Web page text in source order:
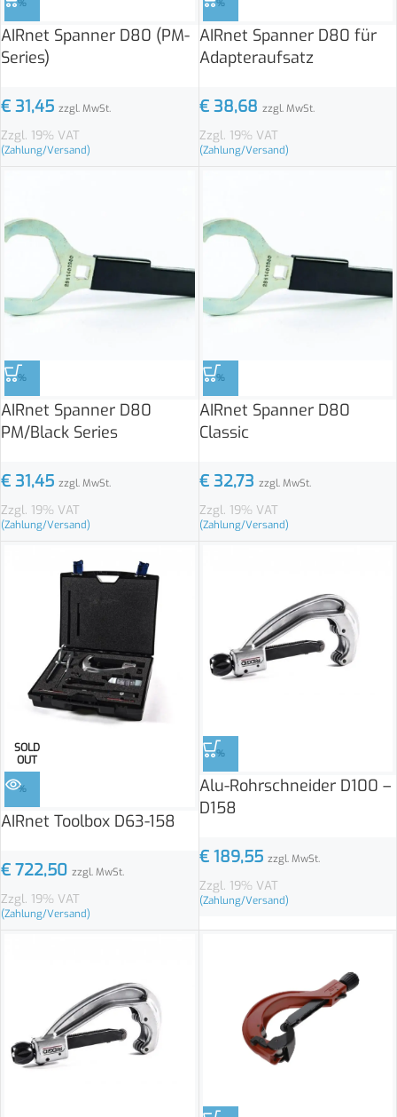
%
AIRnet Spanner D80 (PM-
Series)
€ 31,45 zzgl. MwSt.
Zzgl. 19% VAT
(Zahlung/Versand)
%
AIRnet Spanner D80 für
Adapteraufsatz
€38,68 zzgl. MwSt.
Zzgl. 19% VAT
(Zahlung/Versand)
%
AIRnet Spanner D80
PM/Black Series
€ 31,45 zzgl. MwSt.
Zzgl. 19% VAT
(Zahlung/Versand)
%
AIRnet Spanner D80
Classic
€32,73 zzgl. MwSt.
Zzgl. 19% VAT
(Zahlung/Versand)
SOLD
OUT
%
AIRnet Toolbox D63-158
€ 722,50 zzgl. MwSt.
Zzgl. 19% VAT
(Zahlung/Versand)
%
Alu-Rohrschneider D100 –
D158
€189,55 zzgl. MwSt.
Zzgl. 19% VAT
(Zahlung/Versand)